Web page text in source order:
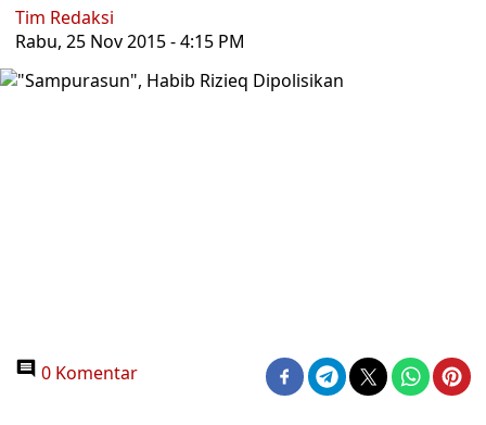
Tim Redaksi
Rabu, 25 Nov 2015 - 4:15 PM
0 Komentar